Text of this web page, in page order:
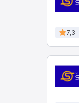
7,3